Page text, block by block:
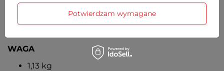
WYMIARY
29 cm x 38 cm [szer x wys]
WAGA
1,13 kg
Potwierdzam wymagane